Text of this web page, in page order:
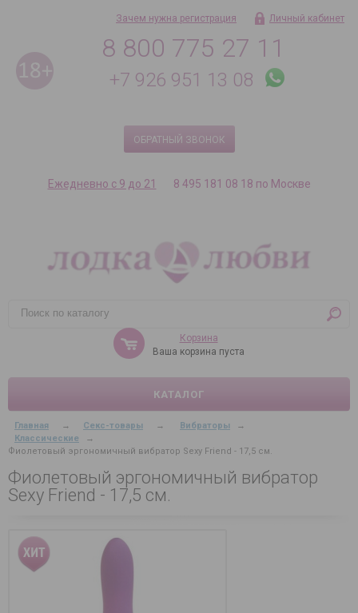
8 800 775 27 11
+7 926 951 13 08
ОБРАТНЫЙ ЗВОНОК
Зачем нужна регистрация Личный кабинет
Ежедневно с 9 до 21 8 495 181 08 18 по Москве
Корзина
Ваша корзина пуста
КАТАЛОГ
Главная → Секс-товары → Вибраторы
→
Классические
→
Фиолетовый эргономичный вибратор Sexy Friend - 17,5 см.
Фиолетовый эргономичный вибратор
Sexy Friend - 17,5 см.